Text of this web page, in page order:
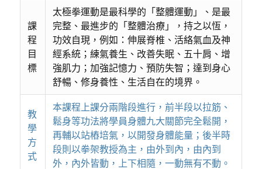
課
程
目
標
太極拳運動是最科學的「整體運動」、是最
完整、最進步的「整體治療」，持之以恆，
功效自現，例如：伸展脊椎、活絡氣血及神
經系統；練氣養生、改善失眠、五十肩、增
強肌力；加強記憶力、預防失智；達到身心
舒暢、修身養性、生活自在的境界。
教
學
方
式
本課程上課分兩階段進行，前半段以拉筋、
鬆身等功法將學員身體九大關節完全鬆開，
再輔以站樁培氣，以開發身體能量；後半時
段則以拳架教授為主，由外到內，由內到
外，內外皆動，上下相隨，一動無有不動。